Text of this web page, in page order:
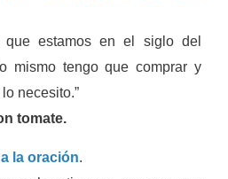
estamos en el siglo del
mismo tengo que comprar y
necesito.”
tomate.
la oración.